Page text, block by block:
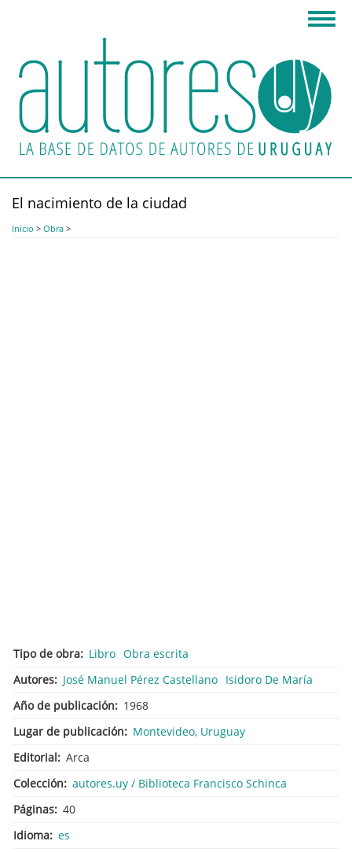
principal
El nacimiento de la ciudad
Inicio > Obra >
Tipo de obra Libro Obra escrita
Autores
José Manuel Pérez Castellano Isidoro De María
Año de publicación
1968
Lugar de publicación
Montevideo, Uruguay
Editorial
Arca
Colección
autores.uy / Biblioteca Francisco Schinca
Páginas 40
Idioma es